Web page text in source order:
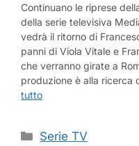
Continuano le riprese
della serie televisiva
vedrà il ritorno di
panni di Viola Vitale e
che verranno girate a
produzione è alla ricerca
tutto
Categorie
Serie TV